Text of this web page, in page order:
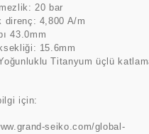
20 bar
direnç: 4,800 A/m
43.0mm
15.6mm
Titanyum üçlü
için:
seiko.com/global-